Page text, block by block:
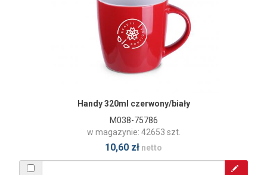
Handy 320ml czerwony/biały
M038-75786
w magazynie: 42653 szt.
10,60 zł netto